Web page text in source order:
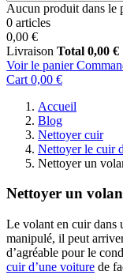
Aucun produit dans le
0 articles
0,00 €
Livraison Total 0,00 €
Voir le panier
Cart 0,00 €
Accueil
Blog
Nettoyer cuir
Nettoyer le cuir
Nettoyer un
Nettoyer un
Le volant en cuir dans
manipulé, il peut
d’agréable pour le
cuir d’une voiture de